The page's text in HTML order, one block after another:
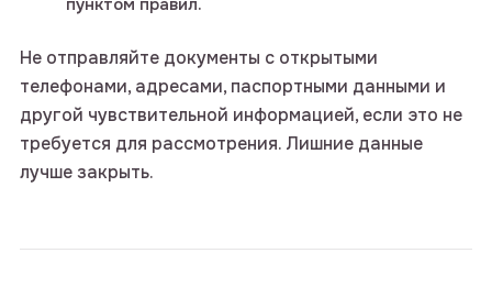
Не отправляйте документы с открытыми
телефонами, адресами, паспортными данными и
другой чувствительной информацией, если это не
требуется для рассмотрения. Лишние данные
лучше закрыть.